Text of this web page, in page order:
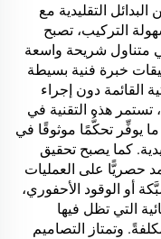
التقليدية مع
التركيب، تصبح
في متناول شريحة واسعة
خبرة فنية بسيطة
القائمة دون إجراء
تستمر هذه التقنية في
ما يوفِّر تحكُّمًا موثوقًا في
كما يصبح تحقيق
حصريًّا على العمليات
أو الوقود الأحفوري،
التي تظل فيها
وتمتاز التصاميم